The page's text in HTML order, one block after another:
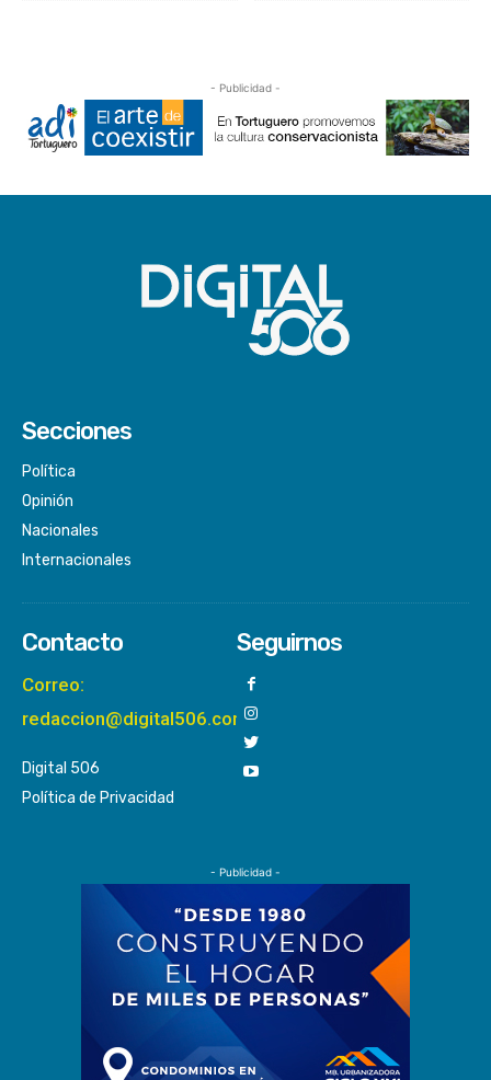
- Publicidad -
Secciones
Política
Opinión
Nacionales
Internacionales
Contacto
Correo:
redaccion@digital506.com
Digital 506
Política de Privacidad
Seguirnos
- Publicidad -